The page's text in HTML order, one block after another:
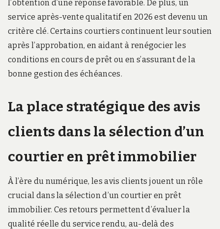
l’obtention d’une réponse favorable. De plus, un
service après-vente qualitatif en 2026 est devenu un
critère clé. Certains courtiers continuent leur soutien
après l’approbation, en aidant à renégocier les
conditions en cours de prêt ou en s’assurant de la
bonne gestion des échéances.
La place stratégique des avis
clients dans la sélection d’un
courtier en prêt immobilier
À l’ère du numérique, les avis clients jouent un rôle
crucial dans la sélection d’un courtier en prêt
immobilier. Ces retours permettent d’évaluer la
qualité réelle du service rendu, au-delà des